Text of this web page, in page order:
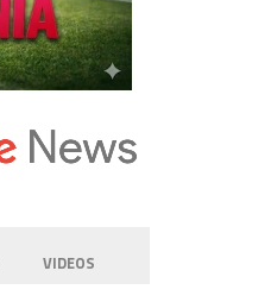
VIDEOS